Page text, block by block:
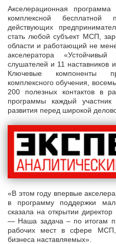
Акселерационная программа
комплексной бесплатной
действующих
стать любой субъект МСП,
области и работающий не
акселератора
слушателей и 11 наставников
Ключевые компоненты
комплексного обучения,
200 полезных контактов в
программы каждый участник
развития перед широкой
«В этом году впервые
в программу поддержки
сказала на открытии
— Наша задача – по итогам
рабочих мест в сфере МСП,
бизнеса наставляемых».